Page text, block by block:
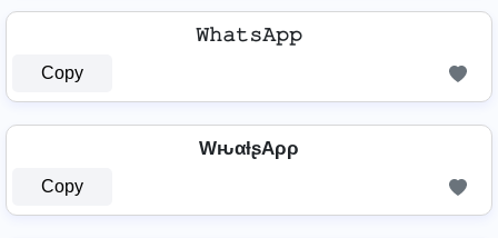
𝚆𝚑𝚊𝚝𝚜𝙰𝚙𝚙
Copy
WԋαƚʂAρρ
Copy